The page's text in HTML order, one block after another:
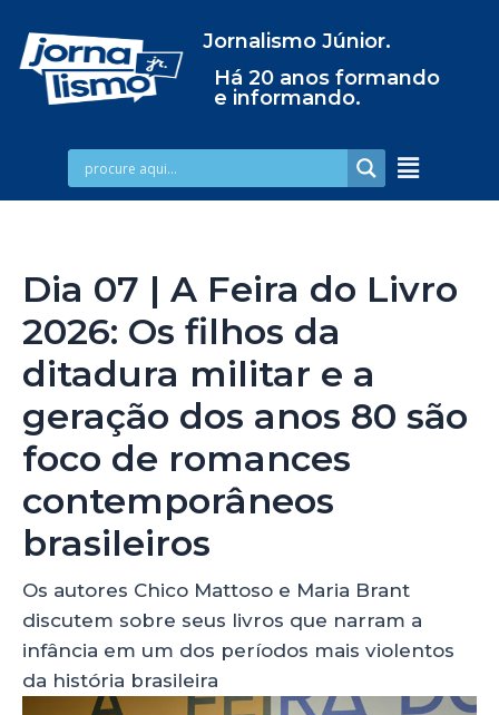
Jornalismo Júnior.
Há 20 anos formando
e informando.
Dia 07 | A Feira do Livro
2026: Os filhos da
ditadura militar e a
geração dos anos 80 são
foco de romances
contemporâneos
brasileiros
Os autores Chico Mattoso e Maria Brant
discutem sobre seus livros que narram a
infância em um dos períodos mais violentos
da história brasileira